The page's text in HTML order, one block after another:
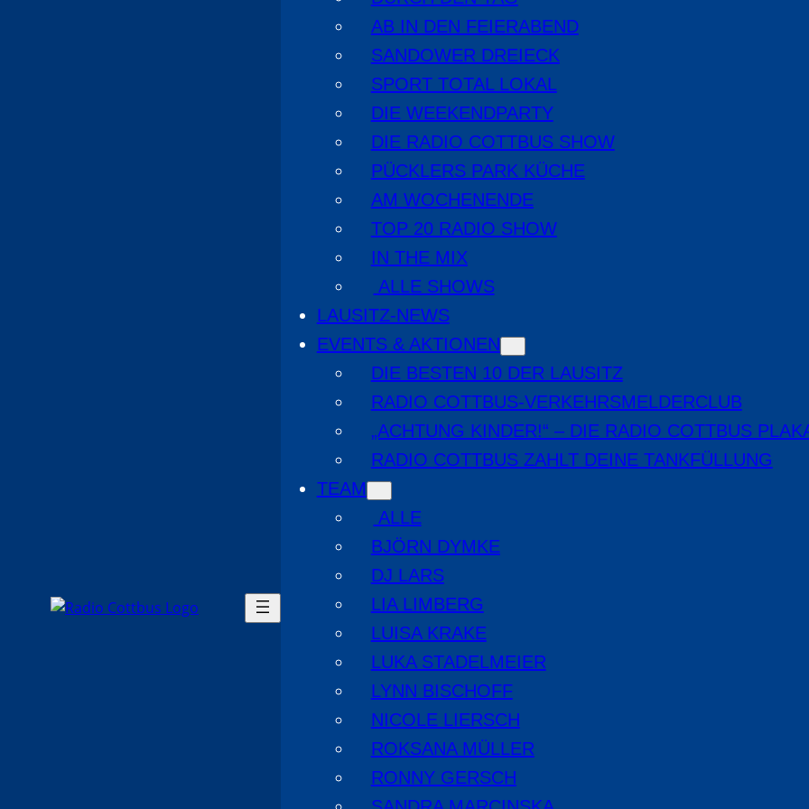
AB IN DEN FEIERABEND
SANDOWER DREIECK
SPORT TOTAL LOKAL
DIE WEEKENDPARTY
DIE RADIO COTTBUS SHOW
PÜCKLERS PARK KÜCHE
AM WOCHENENDE
TOP 20 RADIO SHOW
IN THE MIX
ALLE SHOWS
LAUSITZ-NEWS
EVENTS & AKTIONEN
DIE BESTEN 10 DER LAUSITZ
RADIO COTTBUS-VERKEHRSMELDERCLUB
„ACHTUNG KINDER!“ – DIE RADIO COTTBUS
RADIO COTTBUS ZAHLT DEINE TANKFÜLLUNG
TEAM
ALLE
BJÖRN DYMKE
DJ LARS
LIA LIMBERG
LUISA KRAKE
LUKA STADELMEIER
LYNN BISCHOFF
NICOLE LIERSCH
ROKSANA MÜLLER
RONNY GERSCH